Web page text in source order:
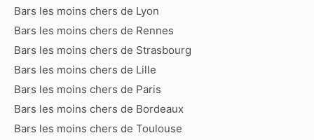
Bars les moins chers de Lyon
Bars les moins chers de Rennes
Bars les moins chers de Strasbourg
Bars les moins chers de Lille
Bars les moins chers de Paris
Bars les moins chers de Bordeaux
Bars les moins chers de Toulouse